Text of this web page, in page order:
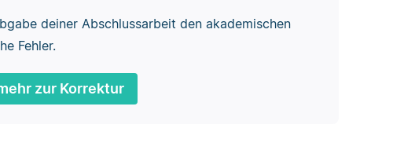
deiner Abschlussarbeit den akademischen
Fehler.
zur Korrektur